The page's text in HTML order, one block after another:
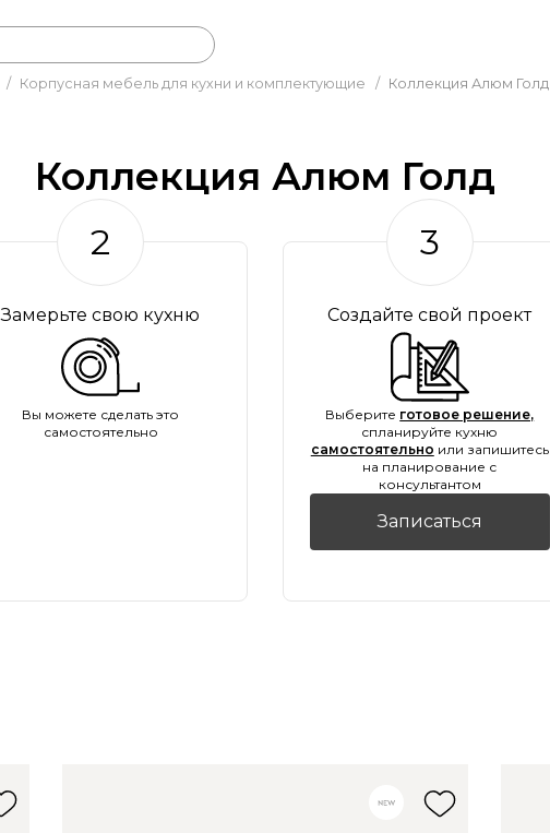
/ Корпусная мебель для кухни и комплектующие / Коллекция Алюм Голд
Коллекция Алюм Голд
2
Замерьте свою кухню
Вы можете сделать это
самостоятельно
3
Создайте свой проект
Выберите готовое решение,
спланируйте кухню
самостоятельно или запишитесь
на планирование с
консультантом
Записаться